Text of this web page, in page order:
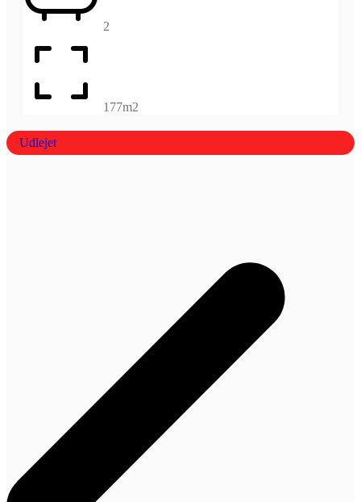
2
177m2
Udlejet